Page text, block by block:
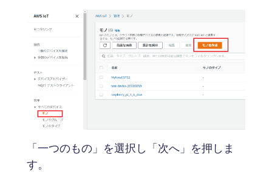
「一つのもの」を選択し「次へ」を押しま
す。